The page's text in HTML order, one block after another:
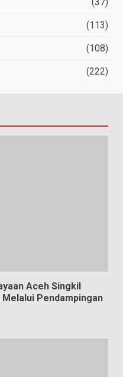
(113)
(108)
(222)
Aceh Singkil
Pendampingan